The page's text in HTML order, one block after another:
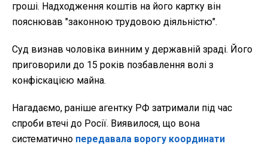
гроші. Надходження коштів на його картку він
пояснював "законною трудовою діяльністю".
Суд визнав чоловіка винним у державній зраді. Його
приговорили до 15 років позбавлення волі з
конфіскацією майна.
Нагадаємо, раніше агентку РФ затримали під час
спроби втечі до Росії. Виявилося, що вона
систематично передавала ворогу координати